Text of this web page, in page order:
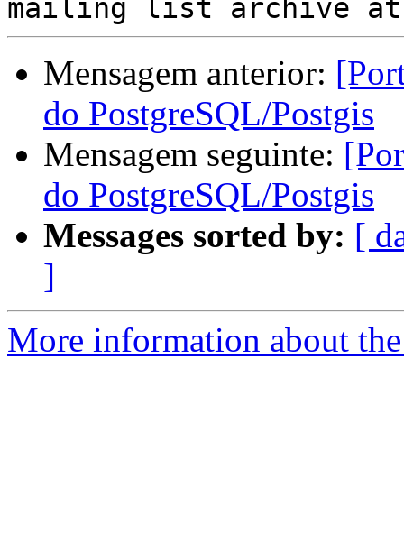
Mensagem anterior:
do PostgreSQL/Postgis
Mensagem seguinte:
do PostgreSQL/Postgis
Messages sorted by: [
]
More information about